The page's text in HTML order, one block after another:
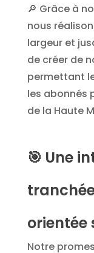
🔎 Grâce à
nous
largeur et
de créer de
permettant
les abonnés
de la Haute
🎯 Une
orientée
Notre